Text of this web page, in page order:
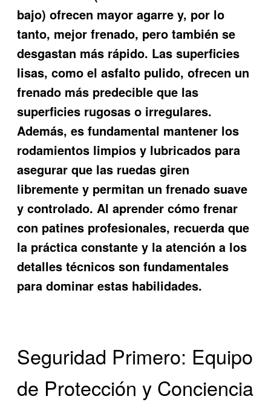
bajo) ofrecen mayor agarre y, por lo
tanto, mejor frenado, pero también se
desgastan más rápido. Las superficies
lisas, como el asfalto pulido, ofrecen un
frenado más predecible que las
superficies rugosas o irregulares.
Además, es fundamental mantener los
rodamientos limpios y lubricados para
asegurar que las ruedas giren
libremente y permitan un frenado suave
y controlado. Al aprender cómo frenar
con patines profesionales, recuerda que
la práctica constante y la atención a los
detalles técnicos son fundamentales
para dominar estas habilidades.
Seguridad Primero: Equipo
de Protección y Conciencia